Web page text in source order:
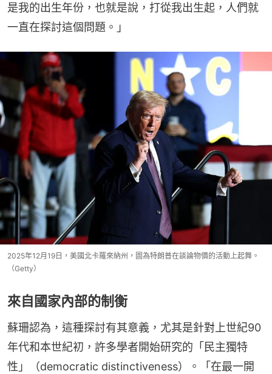
是我的出生年份，也就是說，打從我出生起，人們就
一直在探討這個問題。」
2025年12月19日，美國北卡羅來納州，圖為特朗普在談論物價的活動上起舞。
（Getty）
來自國家內部的制衡
蘇珊認為，這種探討有其意義，尤其是針對上世紀90
年代和本世紀初，許多學者開始研究的「民主獨特
性」（democratic distinctiveness）。「在最一開